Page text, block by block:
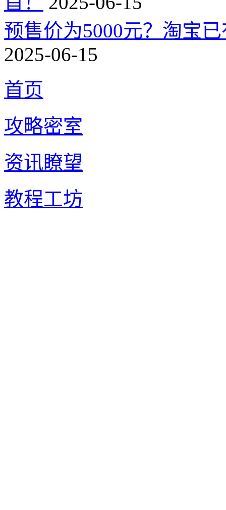
预售价为5000元？淘宝
2025-06-15
首页
攻略密室
资讯瞭望
教程工坊